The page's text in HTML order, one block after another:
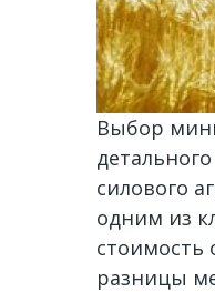
Выбор
силового
одним из
разницы